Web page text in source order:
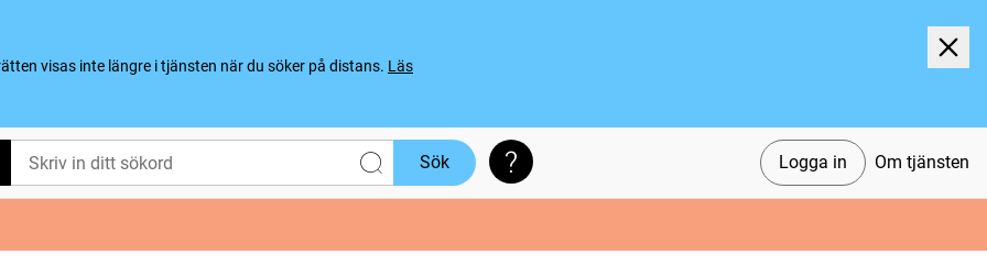
visas inte längre i tjänsten när du söker på distans. Läs
Logga in Om tjänsten
Sök Söktips